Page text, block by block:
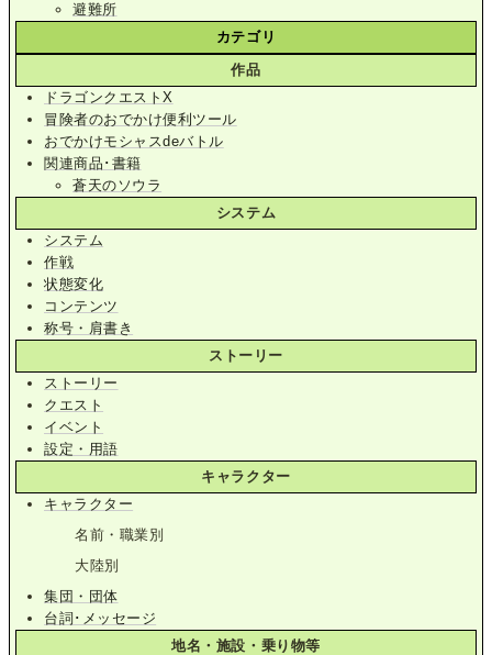
避難所
カテゴリ
作品
ドラゴンクエストX
冒険者のおでかけ便利ツール
おでかけモシャスdeバトル
関連商品･書籍
蒼天のソウラ
システム
システム
作戦
状態変化
コンテンツ
称号・肩書き
ストーリー
ストーリー
クエスト
イベント
設定・用語
キャラクター
キャラクター
名前・職業別
大陸別
集団・団体
台詞･メッセージ
地名・施設・乗り物等